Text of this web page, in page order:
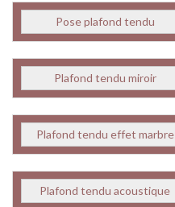
Pose plafond tendu
Plafond tendu miroir
Plafond tendu effet marbre
Plafond tendu acoustique